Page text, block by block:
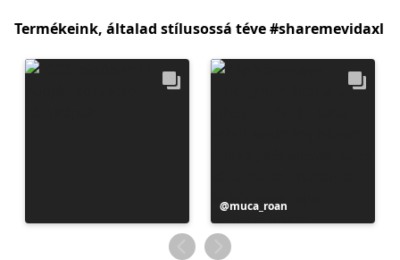
Termékeink, általad stílusossá téve #sharemevidaxl
Bejegyzés
közzétevője
muca_roan